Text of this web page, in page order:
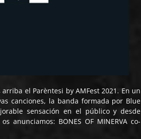
el Parèntesi by AMFest 2021. En un
canciones, la banda formada por Blue
sensación en el público y desde
anunciamos: BONES OF MINERVA co-